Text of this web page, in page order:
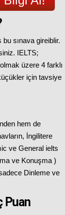
sınava gireiblir.
IELTS;
üzere 4 farklı
için tavsiye
hem de
İngilitere
ve General ielts
ve Konuşma )
Dinleme ve
Puan